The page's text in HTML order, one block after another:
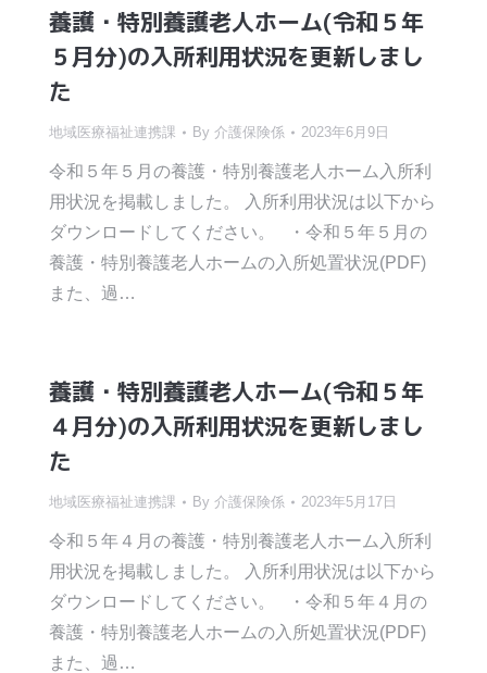
養護・特別養護老人ホーム(令和５年
５月分)の入所利用状況を更新しまし
た
地域医療福祉連携課 By 介護保険係 2023年6月9日
令和５年５月の養護・特別養護老人ホーム入所利
用状況を掲載しました。 入所利用状況は以下から
ダウンロードしてください。 ・令和５年５月の
養護・特別養護老人ホームの入所処置状況(PDF)
また、過…
養護・特別養護老人ホーム(令和５年
４月分)の入所利用状況を更新しまし
た
地域医療福祉連携課 By 介護保険係 2023年5月17日
令和５年４月の養護・特別養護老人ホーム入所利
用状況を掲載しました。 入所利用状況は以下から
ダウンロードしてください。 ・令和５年４月の
養護・特別養護老人ホームの入所処置状況(PDF)
また、過…